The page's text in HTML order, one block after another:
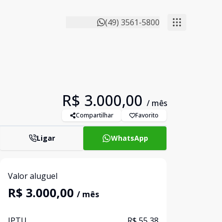
(49) 3561-5800
R$ 3.000,00 / mês
Compartilhar Favorito
Ligar WhatsApp
Valor aluguel
R$ 3.000,00 / mês